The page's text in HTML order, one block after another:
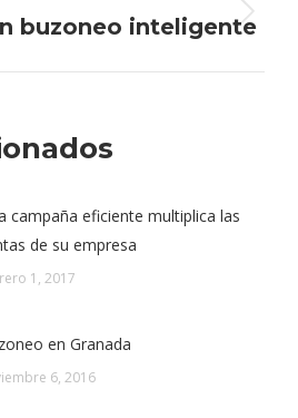
Next
buzoneo inteligente
campaña eficiente multiplica las
de su empresa
1, 2017
en Granada
6, 2016